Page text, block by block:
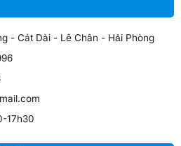
- Cát Dài - Lê Chân - Hải Phòng
17h30